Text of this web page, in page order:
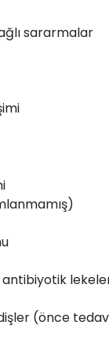
sararmalar
(önce